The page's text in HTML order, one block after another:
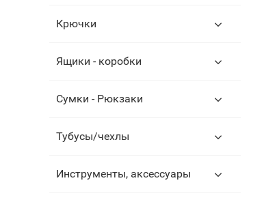
Крючки
Ящики - коробки
Сумки - Рюкзаки
Тубусы/чехлы
Инструменты, аксессуары